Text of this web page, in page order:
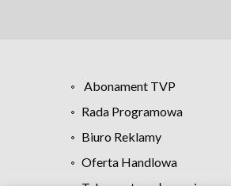
Abonament TVP
Rada Programowa
Biuro Reklamy
Oferta Handlowa